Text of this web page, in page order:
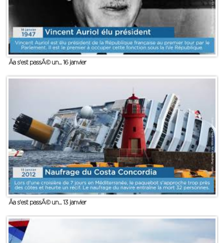
Ãa s'est passÃ© un... 16 janvier
Ãa s'est passÃ© un... 13 janvier